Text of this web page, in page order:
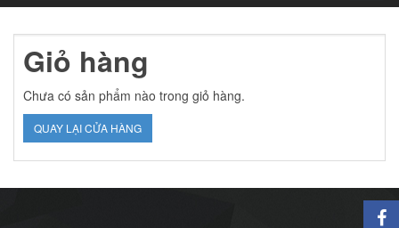
Giỏ hàng
Chưa có sản phẩm nào trong giỏ hàng.
QUAY LẠI CỬA HÀNG